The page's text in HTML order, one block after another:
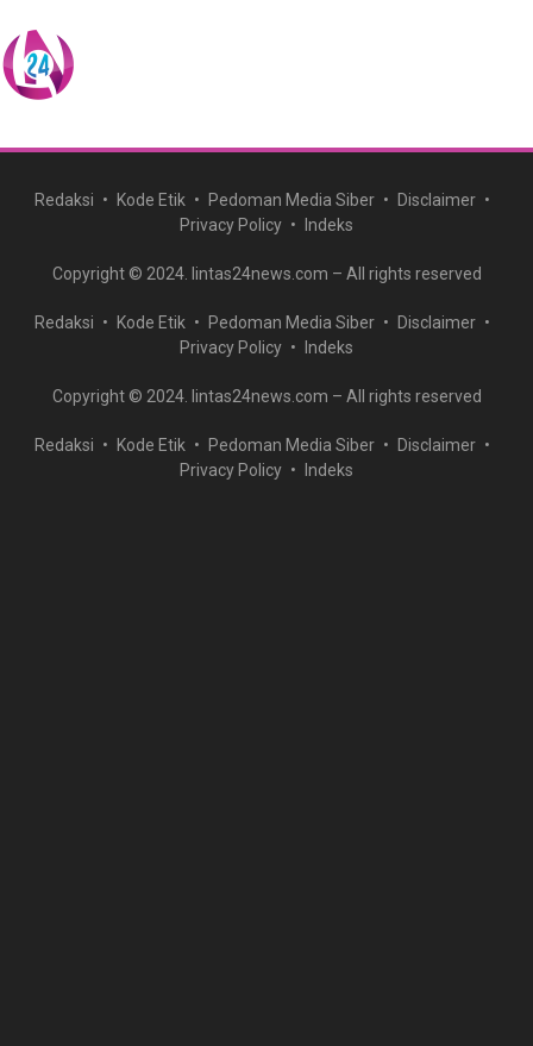
Redaksi Kode Etik Pedoman Media Siber
Disclaimer
Privacy Policy
Indeks
Copyright © 2024. lintas24news.com – All rights reserved
Redaksi Kode Etik Pedoman Media Siber
Disclaimer
Privacy Policy
Indeks
Copyright © 2024. lintas24news.com – All rights reserved
Redaksi Kode Etik Pedoman Media Siber
Disclaimer
Privacy Policy
Indeks